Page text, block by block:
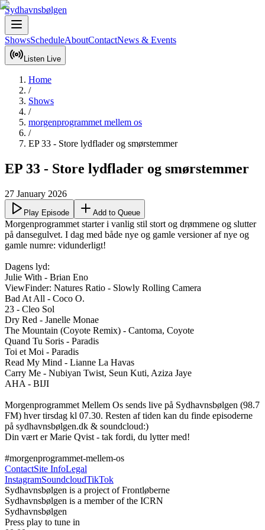
Sydhavnsbølgen
ShowsScheduleAboutContactNews & Events
Listen Live
Home
/
Shows
/
morgenprogrammet mellem os
/
EP 33 - Store lydflader og smørstemmer
EP 33 - Store lydflader og smørstemmer
27 January 2026
Play Episode Add to Queue
Morgenprogrammet starter i vanlig stil stort og drømmene og slutter
på dansegulvet. I dag med både nye og gamle versioner af nye og
gamle numre: vidunderligt!
Dagens lyd:
Julie With - Brian Eno
ViewFinder: Natures Ratio - Slowly Rolling Camera
Bad At All - Coco O.
23 - Cleo Sol
Dry Red - Janelle Monae
The Mountain (Coyote Remix) - Cantoma, Coyote
Quand Tu Soris - Paradis
Toi et Moi - Paradis
Read My Mind - Lianne La Havas
Carry Me - Nubiyan Twist, Seun Kuti, Aziza Jaye
AHA - BIJI
Morgenprogrammet Mellem Os sends live på Sydhavnsbølgen (98.7
FM) hver tirsdag kl 07.30. Resten af tiden kan du finde episoderne
på sydhavnsbølgen.dk & soundcloud:)
Din vært er Marie Qvist - tak fordi, du lytter med!
#morgenprogrammet-mellem-os
ContactSite InfoLegal
InstagramSoundcloudTikTok
Sydhavnsbølgen is a project of Frontløberne
Sydhavnsbølgen is a member of the ICRN
Sydhavnsbølgen
Press play to tune in